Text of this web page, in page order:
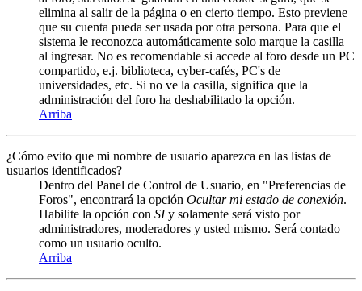
elimina al salir de la página o en cierto tiempo. Esto previene
que su cuenta pueda ser usada por otra persona. Para que el
sistema le reconozca automáticamente solo marque la casilla
al ingresar. No es recomendable si accede al foro desde un PC
compartido, e.j. biblioteca, cyber-cafés, PC's de
universidades, etc. Si no ve la casilla, significa que la
administración del foro ha deshabilitado la opción.
Arriba
¿Cómo evito que mi nombre de usuario aparezca en las listas de
usuarios identificados?
Dentro del Panel de Control de Usuario, en "Preferencias de
Foros", encontrará la opción Ocultar mi estado de conexión.
Habilite la opción con SIy solamente será visto por
administradores, moderadores y usted mismo. Será contado
como un usuario oculto.
Arriba